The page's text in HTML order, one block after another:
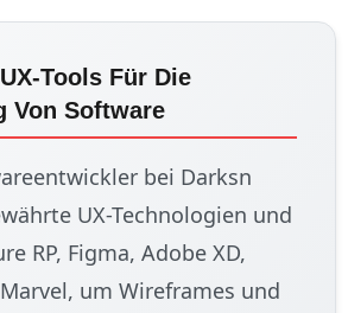
Tools Für Die
Von Software
bei Darksn
UX-Technologien und
RP, Figma, Adobe XD,
um Wireframes und